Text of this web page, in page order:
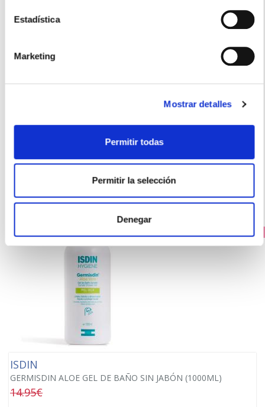
Estadística
Marketing
Mostrar detalles
Permitir todas
Permitir la selección
Denegar
ISDIN
36.55€
Los clientes que compraron este producto
también compraron
ISDIN
GERMISDIN ALOE GEL DE BAÑO SIN JABÓN (1000ML)
14.95€